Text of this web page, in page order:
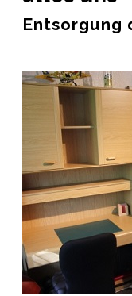
Entsorgung